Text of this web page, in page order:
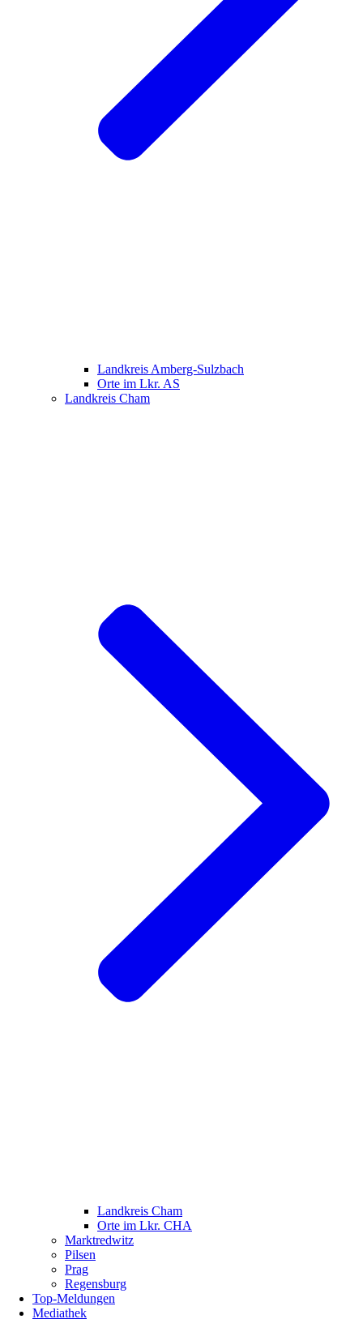
Landkreis Amberg-Sulzbach
Orte im Lkr. AS
Landkreis Cham
Landkreis Cham
Orte im Lkr. CHA
Marktredwitz
Pilsen
Prag
Regensburg
Top-Meldungen
Mediathek